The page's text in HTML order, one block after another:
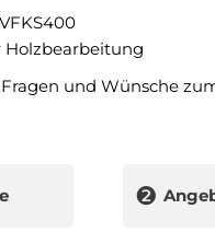
Holzbearbeitung
und Wünsche
❷